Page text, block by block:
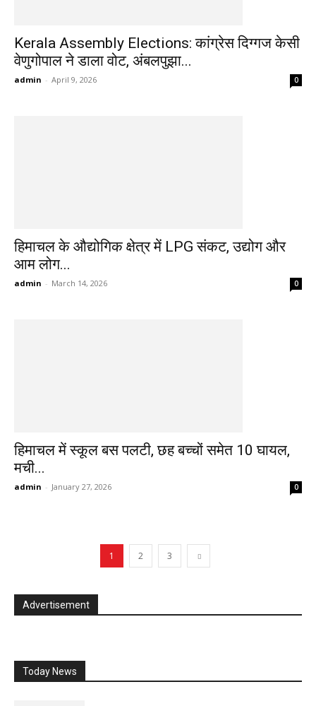
Kerala Assembly Elections: कांग्रेस दिग्गज केसी
वेणुगोपाल ने डाला वोट, अंबलपुझा...
admin - April 9, 2026 0
हिमाचल के औद्योगिक क्षेत्र में LPG संकट, उद्योग और
आम लोग...
admin - March 14, 2026 0
हिमाचल में स्कूल बस पलटी, छह बच्चों समेत 10 घायल,
मची...
admin - January 27, 2026 0
1 2 3
Advertisement
Today News